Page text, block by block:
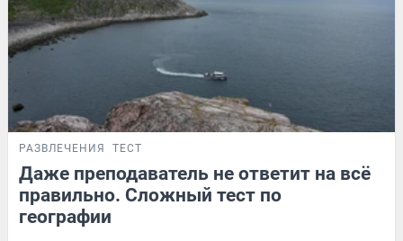
РАЗВЛЕЧЕНИЯ ТЕСТ
Даже преподаватель не ответит на всё
правильно. Сложный тест по
географии